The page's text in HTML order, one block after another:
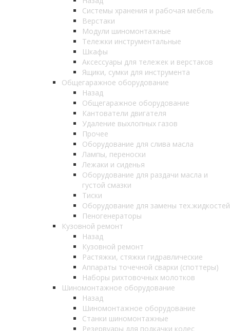
Системы хранения и рабочая мебель
Верстаки
Модули шиномонтажные
Тележки инструментальные
Шкафы
Аксессуары для тележек и верстаков
Ящики, сумки для инструмента
Общегаражное оборудование
Назад
Общегаражное оборудование
Кантователи двигателя
Удаление выхлопных газов
Прочее
Оборудование для слива масла
Лампы, переноски
Лежаки и сиденья
Оборудование для раздачи масла и
густой смазки
Тиски
Оборудование для замены тех.жидкостей
Пеногенераторы
Кузовной ремонт
Назад
Кузовной ремонт
Растяжки, стяжки гидравлические
Аппараты точечной сварки (споттеры)
Наборы рихтовочных молотков
Шиномонтажное оборудование
Назад
Шиномонтажное оборудование
Станки шиномонтажные
Резервуары для подкачки колес